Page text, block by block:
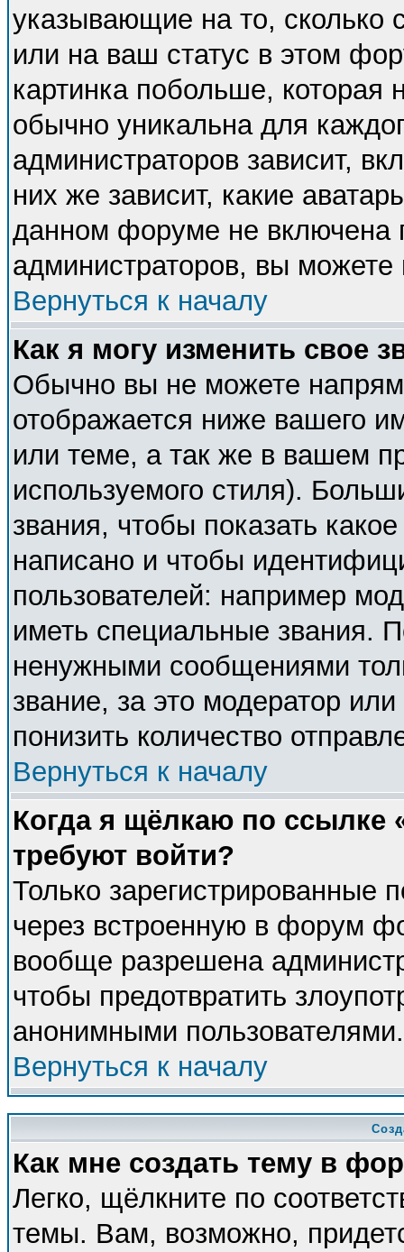
указывающие на то,
или на ваш статус в этом
картинка побольше, которая
обычно уникальна для
администраторов зависит,
них же зависит, какие
данном форуме не включена
администраторов, вы
Вернуться к началу
Как я могу изменить свое
Обычно вы не можете
отображается ниже вашего
или теме, а так же в вашем
используемого стиля).
звания, чтобы показать
написано и чтобы
пользователей: например
иметь специальные звания.
ненужными сообщениями
звание, за это модератор
понизить количество
Вернуться к началу
Когда я щёлкаю по ссылке
требуют войти?
Только зарегистрированные
через встроенную в форум
вообще разрешена
чтобы предотвратить
анонимными пользователями.
Вернуться к началу
Как мне создать тему в
Легко, щёлкните по
темы. Вам, возможно,